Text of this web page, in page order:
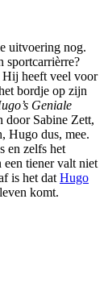
uitvoering nog.
sportcarrièrre?
Hij heeft veel voor
bordje op zijn
Geniale
door Sabine Zett,
Hugo dus, mee.
en zelfs het
tiener valt niet
is het dat Hugo
komt.